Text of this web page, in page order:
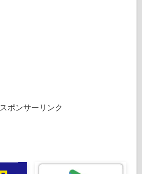
スポンサーリンク